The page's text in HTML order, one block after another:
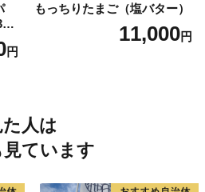
円
もっちりたまご（塩バター）
11,000円
人は
ています